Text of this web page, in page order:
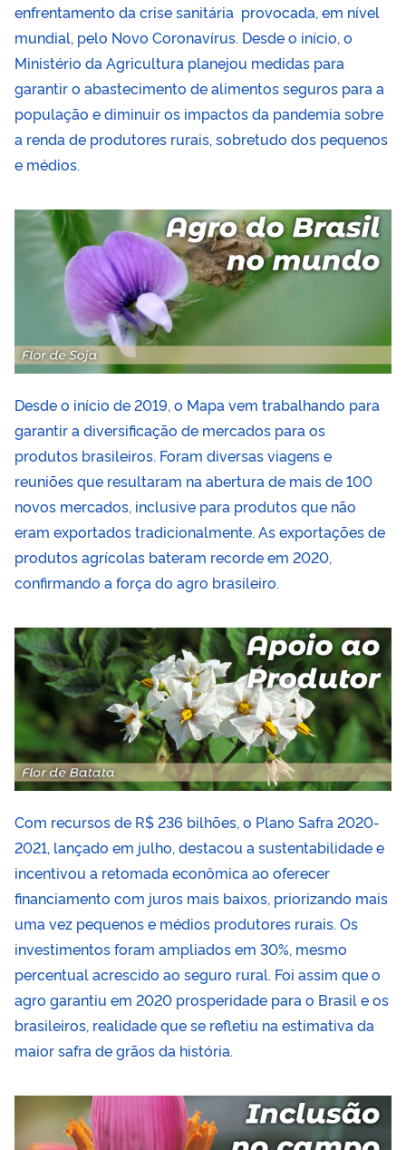
enfrentamento da crise sanitária provocada, em nível
mundial, pelo Novo Coronavírus. Desde o início, o
Ministério da Agricultura planejou medidas para
garantir o abastecimento de alimentos seguros para a
população e diminuir os impactos da pandemia sobre
a renda de produtores rurais, sobretudo dos pequenos
e médios.
Desde o início de 2019, o Mapa vem trabalhando para
garantir a diversificação de mercados para os
produtos brasileiros. Foram diversas viagens e
reuniões que resultaram na abertura de mais de 100
novos mercados, inclusive para produtos que não
eram exportados tradicionalmente. As exportações de
produtos agrícolas bateram recorde em 2020,
confirmando a força do agro brasileiro.
Com recursos de R$ 236 bilhões, o Plano Safra 2020-
2021, lançado em julho, destacou a sustentabilidade e
incentivou a retomada econômica ao oferecer
financiamento com juros mais baixos, priorizando mais
uma vez pequenos e médios produtores rurais. Os
investimentos foram ampliados em 30%, mesmo
percentual acrescido ao seguro rural. Foi assim que o
agro garantiu em 2020 prosperidade para o Brasil e os
brasileiros, realidade que se refletiu na estimativa da
maior safra de grãos da história.